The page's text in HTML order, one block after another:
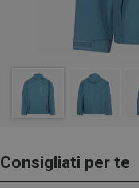
Consigliati per te